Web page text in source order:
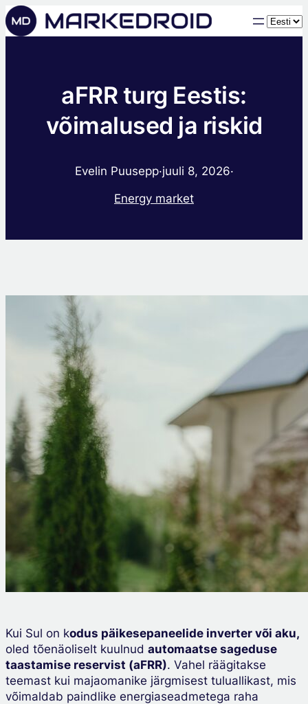
Choose
a
aFRR turg Eestis:
võimalused ja riskid
Evelin Puusepp·juuli 8, 2026·
Energy market
Kui Sul on kodus päikesepaneelide inverter või aku,
oled tõenäoliselt kuulnud automaatse sageduse
taastamise reservist (aFRR). Vahel räägitakse
teemast kui majaomanike järgmisest tuluallikast, mis
võimaldab paindlike energiaseadmetega raha